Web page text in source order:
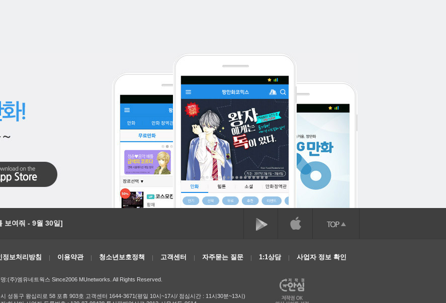
보여줘 - 9월 30일]
정보처리방침 이용약관 청소년보호정책 고객센터 자주묻는 질문 1:1상담 사업자 정보 확인
:(주)엠유네트웍스 Since2006 MUnetworks. All Rights Reserved.
성동구 왕십리로 58 포휴 903호 고객센터 1644-3671(평일 10시~17시/ 점심시간 : 11시30분~13시)